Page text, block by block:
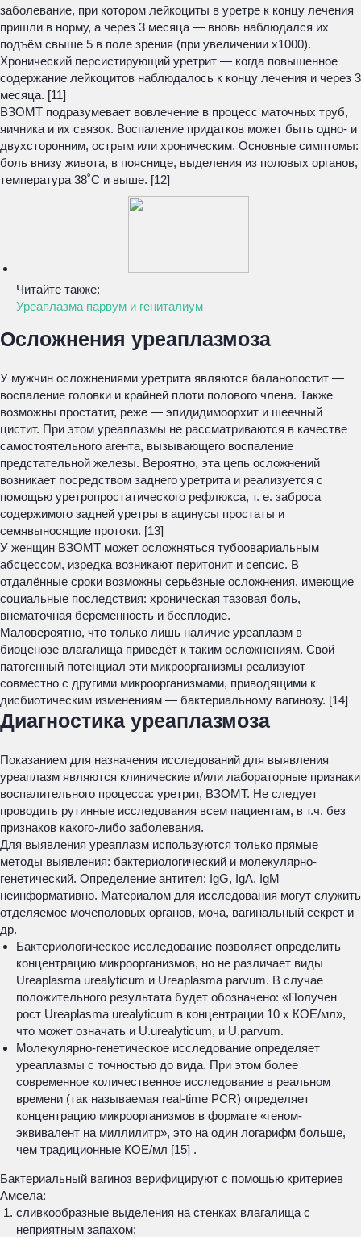
заболевание, при котором лейкоциты в уретре к концу лечения
пришли в норму, а через 3 месяца — вновь наблюдался их
подъём свыше 5 в поле зрения (при увеличении х1000).
Хронический персистирующий уретрит — когда повышенное
содержание лейкоцитов наблюдалось к концу лечения и через 3
месяца. [11]
ВЗОМТ подразумевает вовлечение в процесс маточных труб,
яичника и их связок. Воспаление придатков может быть одно- и
двухсторонним, острым или хроническим. Основные симптомы:
боль внизу живота, в пояснице, выделения из половых органов,
температура 38˚С и выше. [12]
Читайте также:
Уреаплазма парвум и гениталиум
Осложнения уреаплазмоза
У мужчин осложнениями уретрита являются баланопостит —
воспаление головки и крайней плоти полового члена. Также
возможны простатит, реже — эпидидимоорхит и шеечный
цистит. При этом уреаплазмы не рассматриваются в качестве
самостоятельного агента, вызывающего воспаление
предстательной железы. Вероятно, эта цепь осложнений
возникает посредством заднего уретрита и реализуется с
помощью уретропростатического рефлюкса, т. е. заброса
содержимого задней уретры в ацинусы простаты и
семявыносящие протоки. [13]
У женщин ВЗОМТ может осложняться тубоовариальным
абсцессом, изредка возникают перитонит и сепсис. В
отдалённые сроки возможны серьёзные осложнения, имеющие
социальные последствия: хроническая тазовая боль,
внематочная беременность и бесплодие.
Маловероятно, что только лишь наличие уреаплазм в
биоценозе влагалища приведёт к таким осложнениям. Свой
патогенный потенциал эти микроорганизмы реализуют
совместно с другими микроорганизмами, приводящими к
дисбиотическим изменениям — бактериальному вагинозу. [14]
Диагностика уреаплазмоза
Показанием для назначения исследований для выявления
уреаплазм являются клинические и/или лабораторные признаки
воспалительного процесса: уретрит, ВЗОМТ. Не следует
проводить рутинные исследования всем пациентам, в т.ч. без
признаков какого-либо заболевания.
Для выявления уреаплазм используются только прямые
методы выявления: бактериологический и молекулярно-
генетический. Определение антител: IgG, IgA, IgM
неинформативно. Материалом для исследования могут служить
отделяемое мочеполовых органов, моча, вагинальный секрет и
др.
Бактериологическое исследование позволяет определить
концентрацию микроорганизмов, но не различает виды
Ureaplasma urealyticum и Ureaplasma parvum. В случае
положительного результата будет обозначено: «Получен
рост Ureaplasma urealyticum в концентрации 10 х КОЕ/мл»,
что может означать и U.urealyticum, и U.parvum.
Молекулярно-генетическое исследование определяет
уреаплазмы с точностью до вида. При этом более
современное количественное исследование в реальном
времени (так называемая real-time PCR) определяет
концентрацию микроорганизмов в формате «геном-
эквивалент на миллилитр», это на один логарифм больше,
чем традиционные КОЕ/мл [15] .
Бактериальный вагиноз верифицируют с помощью критериев
Амсела:
сливкообразные выделения на стенках влагалища с
неприятным запахом;